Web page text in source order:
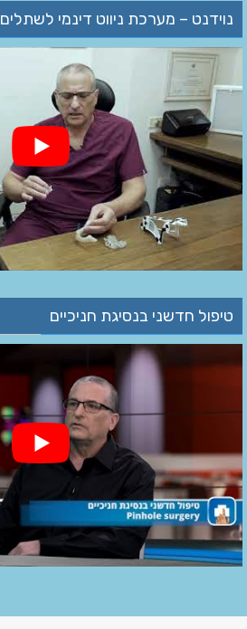
נוידנט – מערכת ניווט דינמי לשתלים
טיפול חדשני בנסיגת חניכיים